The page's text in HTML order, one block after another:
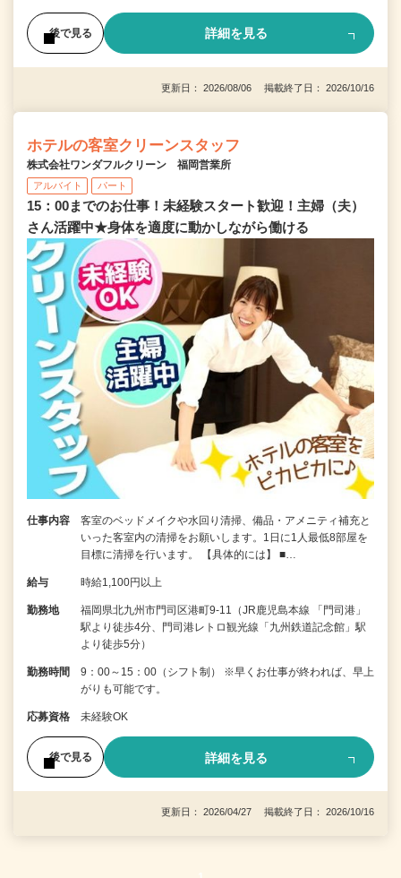
後で見る 詳細を見る
更新日： 2026/08/06 掲載終了日： 2026/10/16
ホテルの客室クリーンスタッフ
株式会社ワンダフルクリーン 福岡営業所
アルバイト パート
15：00までのお仕事！未経験スタート歓迎！主婦（夫）
さん活躍中★身体を適度に動かしながら働ける
仕事内容
客室のベッドメイクや水回り清掃、備品・アメニティ補充と
いった客室内の清掃をお願いします。1日に1人最低8部屋を
目標に清掃を行います。 【具体的には】 ■…
給与 時給1,100円以上
勤務地
福岡県北九州市門司区港町9-11（JR鹿児島本線 「門司港」
駅より徒歩4分、門司港レトロ観光線「九州鉄道記念館」駅
より徒歩5分）
勤務時間
9：00～15：00（シフト制） ※早くお仕事が終われば、早上
がりも可能です。
応募資格 未経験OK
後で見る 詳細を見る
更新日： 2026/04/27 掲載終了日： 2026/10/16